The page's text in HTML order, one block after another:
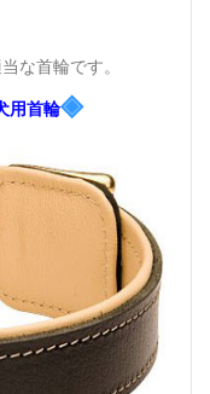
な首輪です。
用首輪◈